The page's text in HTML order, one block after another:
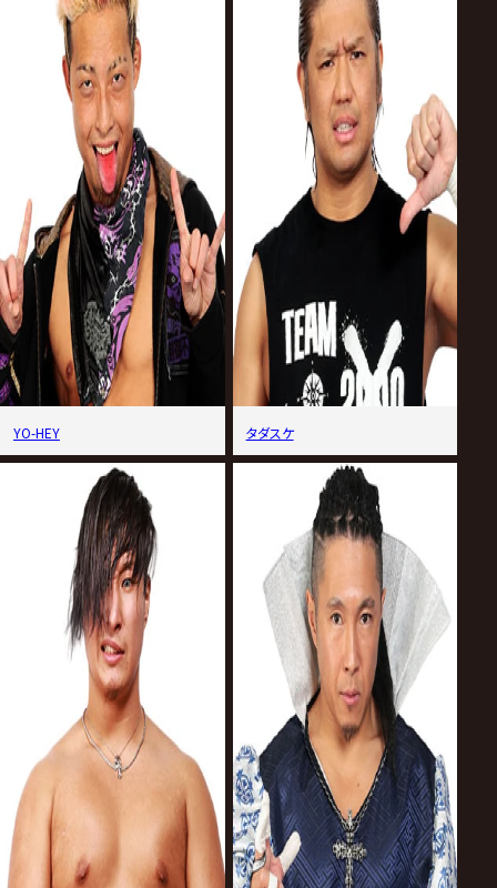
YO-HEY タダスケ